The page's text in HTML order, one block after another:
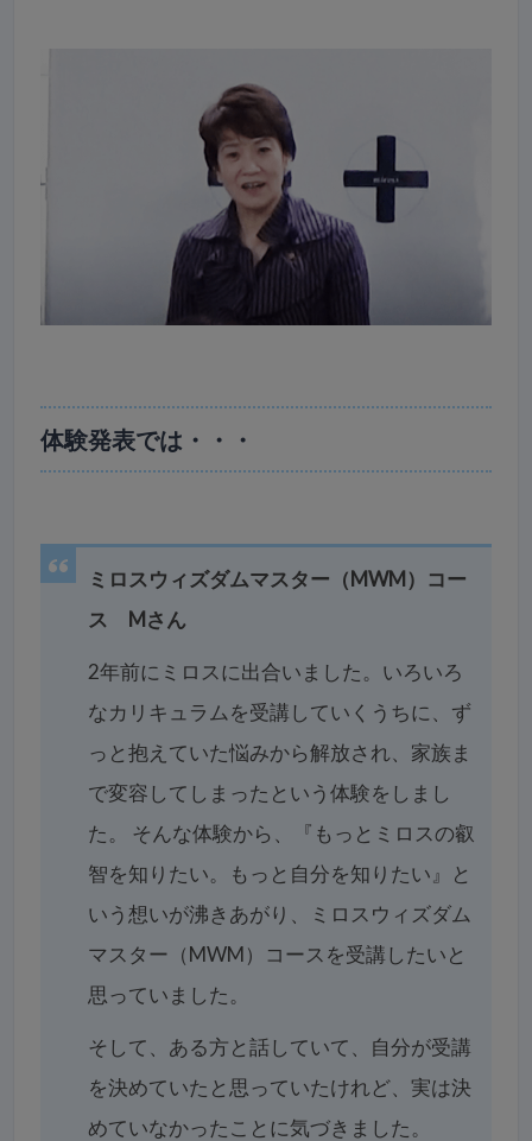
体験発表では・・・
ミロスウィズダムマスター（MWM）コー
ス Mさん
2年前にミロスに出合いました。いろいろ
なカリキュラムを受講していくうちに、ず
っと抱えていた悩みから解放され、家族ま
で変容してしまったという体験をしまし
た。 そんな体験から、『もっとミロスの叡
智を知りたい。もっと自分を知りたい』と
いう想いが沸きあがり、ミロスウィズダム
マスター（MWM）コースを受講したいと
思っていました。
そして、ある方と話していて、自分が受講
を決めていたと思っていたけれど、実は決
めていなかったことに気づきました。